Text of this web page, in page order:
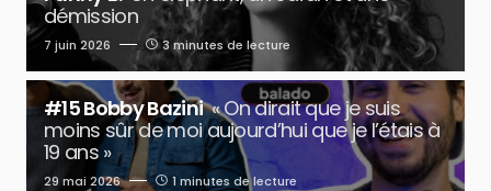
démission
7 juin 2026 3 minutes de lecture
#15 Bobby Bazini « On dirait que je suis
moins sûr de moi aujourd’hui que je l’étais à
19 ans »
29 mai 2026 1 minutes de lecture